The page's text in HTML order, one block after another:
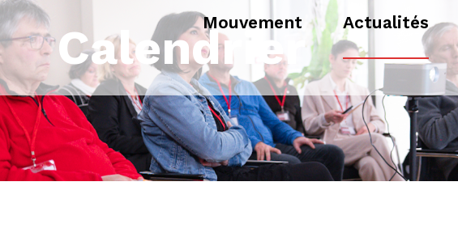
Mouvement Actualités
Calendrier